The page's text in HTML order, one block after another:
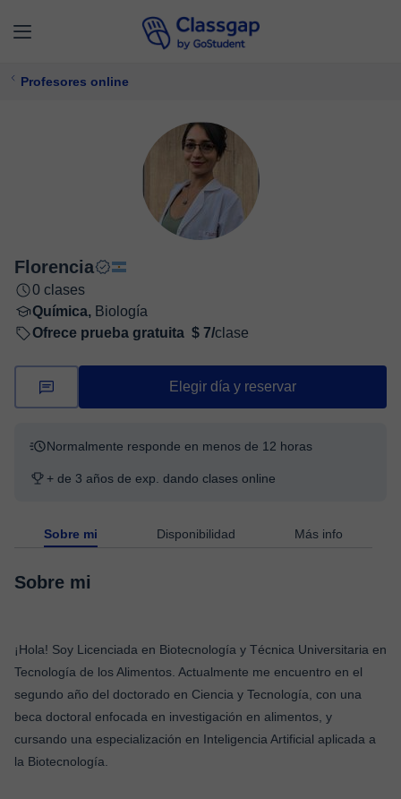
Profesores online
Florencia
0 clases
Química, Biología
Ofrece prueba gratuita $ 7/clase
Elegir día y reservar
Normalmente responde en menos de 12 horas
+ de 3 años de exp. dando clases online
Sobre mi Disponibilidad Más info
Sobre mi
¡Hola! Soy Licenciada en Biotecnología y Técnica Universitaria en
Tecnología de los Alimentos. Actualmente me encuentro en el
segundo año del doctorado en Ciencia y Tecnología, con una
beca doctoral enfocada en investigación en alimentos, y
cursando una especialización en Inteligencia Artificial aplicada a
la Biotecnología.